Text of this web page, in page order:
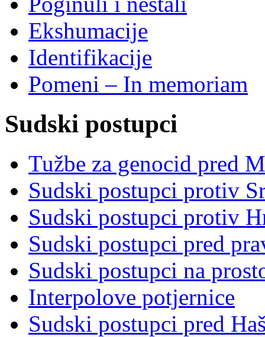
Ekshumacije
Identifikacije
Pomeni – In memoriam
Sudski postupci
Tužbe za genocid pred
Sudski postupci protiv
Sudski postupci protiv
Sudski postupci pred
Sudski postupci na
Interpolove potjernice
Sudski postupci pred